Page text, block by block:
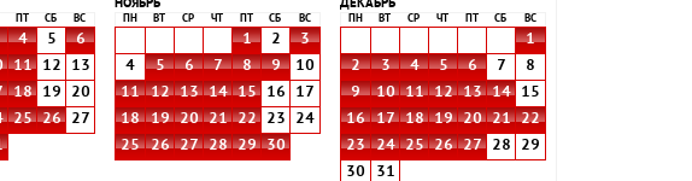
СБ ВС
4 5
6
11 12
13
18 19
20
25 26
27
НОЯБРЬ
ПН ВТ СР ЧТ СБ ВС
1 2
3
4
5 6 7 8 9
10
11
12 13 14 15 16
17
18
19 20 21 22 23
24
25
26 27 28 29 30
ДЕКАБРЬ
ПН ВТ СР ЧТ СБ ВС
1
2
3 4 5 6 7
8
9
10 11 12 13 14
15
16
17 18 19 20 21
22
23
24 25 26 27 28
29
30
31